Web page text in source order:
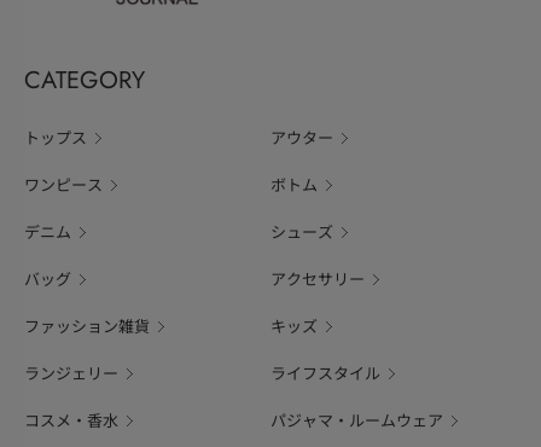
CATEGORY
トップス アウター
ワンピース ボトム
デニム シューズ
バッグ アクセサリー
ファッション雑貨 キッズ
ランジェリー ライフスタイル
コスメ・香水 パジャマ・ルームウェア